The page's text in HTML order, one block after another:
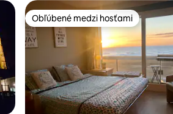
Obľúbené medzi hosťami
Obľúbené medzi hosťami